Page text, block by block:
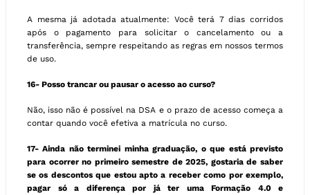
A mesma já adotada atualmente: Você terá 7 dias corridos
após o pagamento para solicitar o cancelamento ou a
transferência, sempre respeitando as regras em nossos termos
de uso.
16- Posso trancar ou pausar o acesso ao curso?
Não, isso não é possível na DSA e o prazo de acesso começa a
contar quando você efetiva a matrícula no curso.
17-Ainda não terminei minha graduação, o que está previsto
para ocorrer no primeiro semestre de 2025, gostaria de saber
se os descontos que estou apto a receber como por exemplo,
pagar só a diferença por já ter uma Formação 4.0 e